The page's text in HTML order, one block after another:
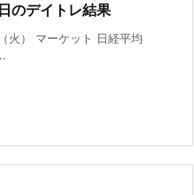
のデイトレ結果
火） マーケット 日経平均